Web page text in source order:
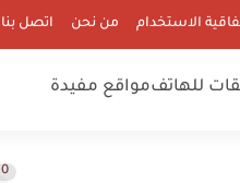
الاستخدام من نحن اتصل بنا
للهاتفمواقع مفيدة
0